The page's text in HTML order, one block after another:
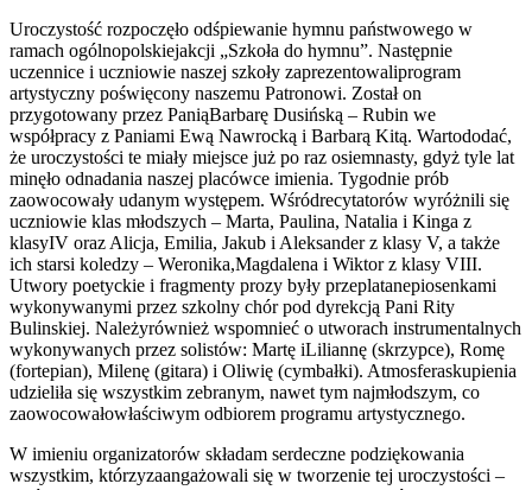
Uroczystość rozpoczęło odśpiewanie hymnu państwowego w
ramach ogólnopolskiejakcji „Szkoła do hymnu”. Następnie
uczennice i uczniowie naszej szkoły zaprezentowaliprogram
artystyczny poświęcony naszemu Patronowi. Został on
przygotowany przez PaniąBarbarę Dusińską – Rubin we
współpracy z Paniami Ewą Nawrocką i Barbarą Kitą. Wartododać,
że uroczystości te miały miejsce już po raz osiemnasty, gdyż tyle lat
minęło odnadania naszej placówce imienia. Tygodnie prób
zaowocowały udanym występem. Wśródrecytatorów wyróżnili się
uczniowie klas młodszych – Marta, Paulina, Natalia i Kinga z
klasyIV oraz Alicja, Emilia, Jakub i Aleksander z klasy V, a także
ich starsi koledzy – Weronika,Magdalena i Wiktor z klasy VIII.
Utwory poetyckie i fragmenty prozy były przeplatanepiosenkami
wykonywanymi przez szkolny chór pod dyrekcją Pani Rity
Bulinskiej. Należyrównież wspomnieć o utworach instrumentalnych
wykonywanych przez solistów: Martę iLiliannę (skrzypce), Romę
(fortepian), Milenę (gitara) i Oliwię (cymbałki). Atmosferaskupienia
udzieliła się wszystkim zebranym, nawet tym najmłodszym, co
zaowocowałowłaściwym odbiorem programu artystycznego.
W imieniu organizatorów składam serdeczne podziękowania
wszystkim, którzyzaangażowali się w tworzenie tej uroczystości –